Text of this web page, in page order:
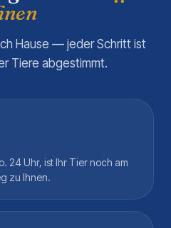
Hause — jeder Schritt ist
Tiere abgestimmt.
24 Uhr, ist Ihr Tier noch am
zu Ihnen.